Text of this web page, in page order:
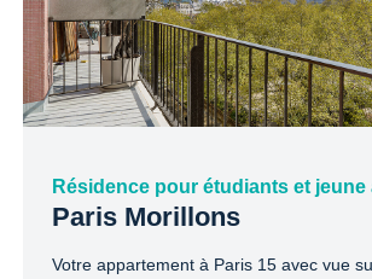
Résidence pour étudiants et jeune
Paris Morillons
Votre appartement à Paris 15 avec vue